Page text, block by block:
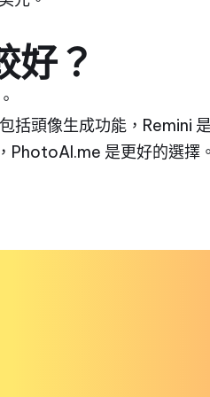
好？
括頭像生成功能，Remini
PhotoAI.me 是更好的選擇